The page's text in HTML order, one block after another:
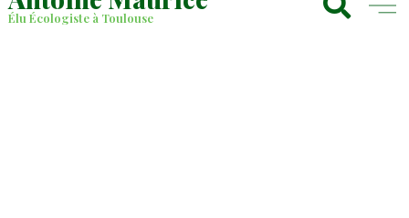
Élu Écologiste à Toulouse